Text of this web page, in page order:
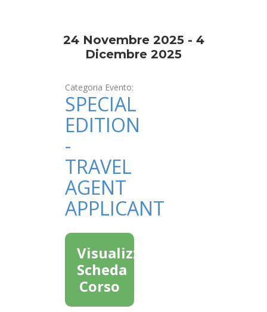
24 Novembre 2025- 4
Dicembre 2025
Categoria Evento:
SPECIAL
EDITION
-
TRAVEL
AGENT
APPLICANT
Visualizza
Scheda
Corso